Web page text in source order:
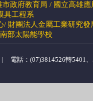
政府教育局 / 國立高雄
具工程系
/ 財團法人金屬工業研究
部太陽能學校
| 電話：(07)3814526轉